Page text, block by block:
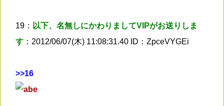
19： 以下、名無しにかわりましてVIPがお送りしま
す ：2012/06/07(木) 11:08:31.40 ID：ZpceVYGEi
>>16